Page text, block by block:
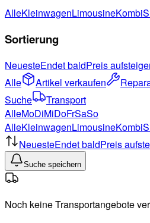
AlleKleinwagenLimousineKombi
Sortierung
NeuesteEndet baldPreis
Alle
Artikel verkaufen
Suche
Transport
AlleMoDiMiDoFrSaSo
AlleKleinwagenLimousineKombi
NeuesteEndet baldPreis
Suche speichern
Noch keine Transportangebote